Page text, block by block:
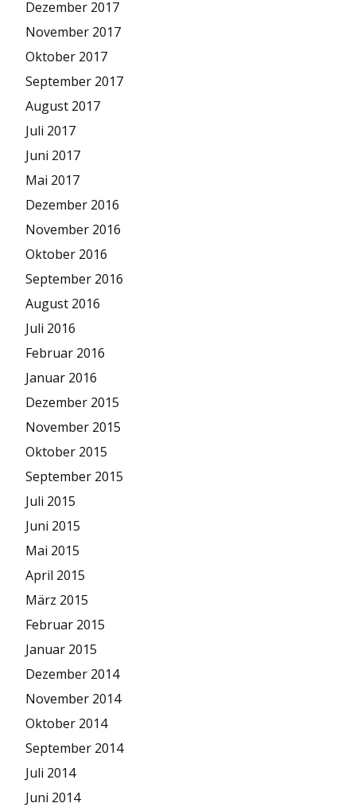
Dezember 2017
November 2017
Oktober 2017
September 2017
August 2017
Juli 2017
Juni 2017
Mai 2017
Dezember 2016
November 2016
Oktober 2016
September 2016
August 2016
Juli 2016
Februar 2016
Januar 2016
Dezember 2015
November 2015
Oktober 2015
September 2015
Juli 2015
Juni 2015
Mai 2015
April 2015
März 2015
Februar 2015
Januar 2015
Dezember 2014
November 2014
Oktober 2014
September 2014
Juli 2014
Juni 2014